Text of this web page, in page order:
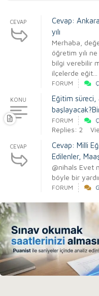
CEVAP
Cevap:
yılı
Merhaba,
öğretim yılı
bilgi verebilir
ilçelerde eğit...
FORUM
KONU
Eğitim süreci,
FORUM
Replies: 2
CEVAP
Cevap: Milli
Edilenler,
@nihals Evet
böyle bir
FORUM